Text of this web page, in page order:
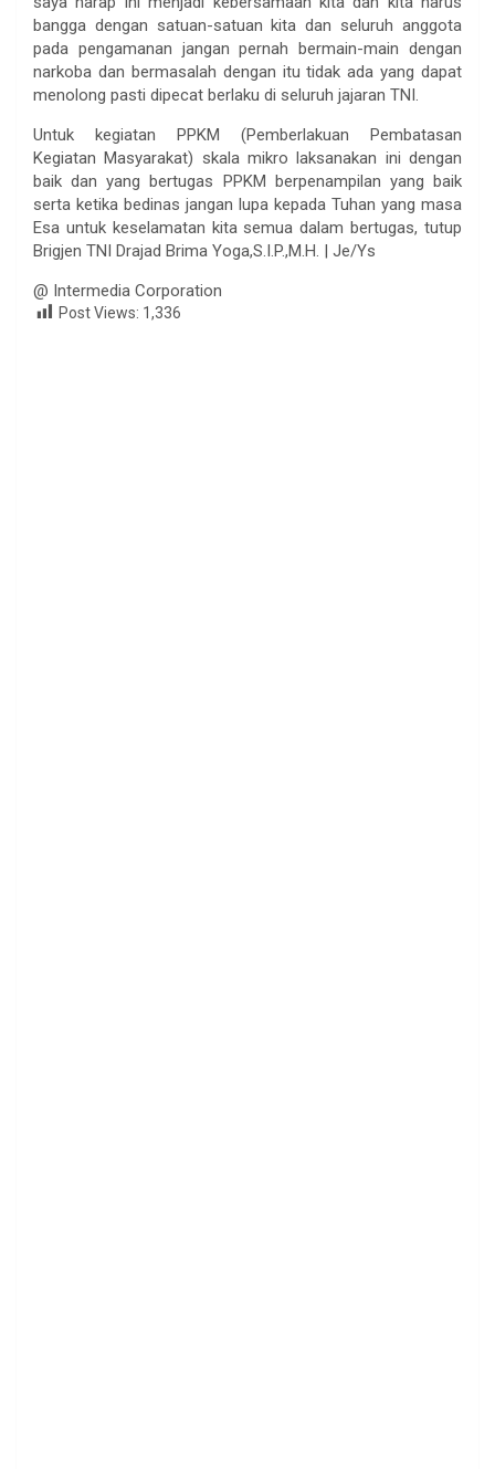
bangga dengan satuan-satuan kita dan seluruh anggota
pada pengamanan jangan pernah bermain-main dengan
narkoba dan bermasalah dengan itu tidak ada yang dapat
menolong pasti dipecat berlaku di seluruh jajaran TNI.
Untuk kegiatan PPKM (Pemberlakuan Pembatasan
Kegiatan Masyarakat) skala mikro laksanakan ini dengan
baik dan yang bertugas PPKM berpenampilan yang baik
serta ketika bedinas jangan lupa kepada Tuhan yang masa
Esa untuk keselamatan kita semua dalam bertugas, tutup
Brigjen TNI Drajad Brima Yoga,S.I.P.,M.H. | Je/Ys
@ Intermedia Corporation
Post Views: 1,336